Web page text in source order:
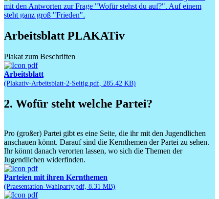
Arbeitsblatt PLAKATiv
Plakat zum Beschriften
Arbeitsblatt
(Plakativ-Arbeitsblatt-2-Seitig.pdf, 285.42 KB)
2. Wofür steht welche Partei?
Pro (großer) Partei gibt es eine Seite, die ihr mit den Jugendlichen
anschauen könnt. Darauf sind die Kernthemen der Partei zu sehen.
Ihr könnt danach verorten lassen, wo sich die Themen der
Jugendlichen widerfinden.
Parteien mit ihren Kernthemen
(Praesentation-Wahlparty.pdf, 8.31 MB)